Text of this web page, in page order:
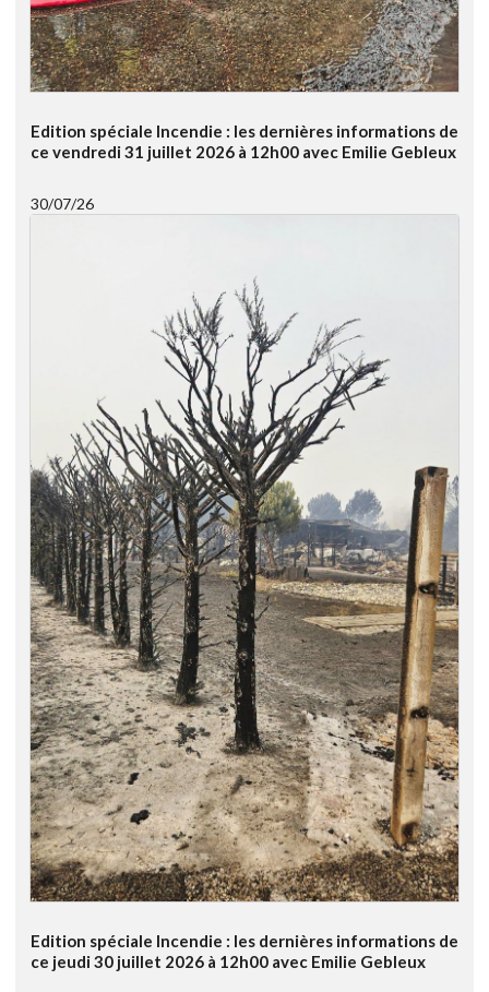
Edition spéciale Incendie : les dernières informations de
ce vendredi 31 juillet 2026 à 12h00 avec Emilie Gebleux
30/07/26
Edition spéciale Incendie : les dernières informations de
ce jeudi 30 juillet 2026 à 12h00 avec Emilie Gebleux